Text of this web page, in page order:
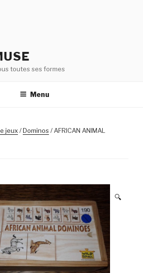
toutes ses formes
Menu
jeux/Dominos / AFRICAN ANIMAL
🔍